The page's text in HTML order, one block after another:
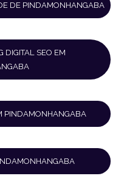
DE PINDAMONHANGABA
DIGITAL SEO EM
PINDAMONHANGABA